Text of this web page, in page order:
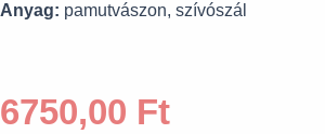
Anyag: pamutvászon, szívószál
6750,00 Ft